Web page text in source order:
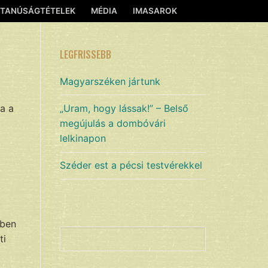
TANÚSÁGTÉTELEK MÉDIA IMASAROK
a
LEGFRISSEBB
Magyarszéken jártunk
„Uram, hogy lássak!” – Belső
megújulás a dombóvári
lelkinapon
Széder est a pécsi testvérekkel